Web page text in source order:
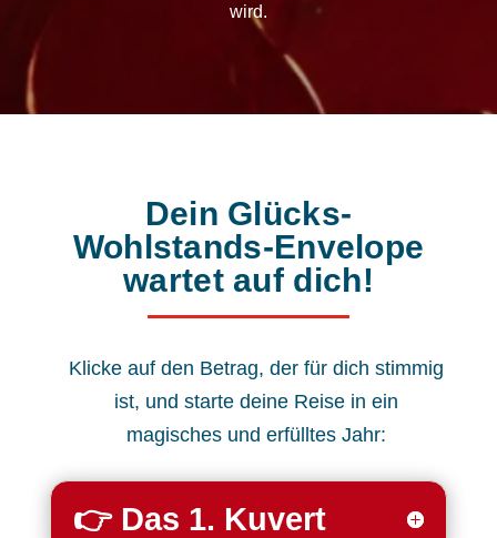
wird.
Dein Glücks-
Wohlstands-Envelope
wartet auf dich!
Klicke auf den Betrag, der für dich stimmig
ist, und starte deine Reise in ein
magisches und erfülltes Jahr:
👉 Das 1. Kuvert